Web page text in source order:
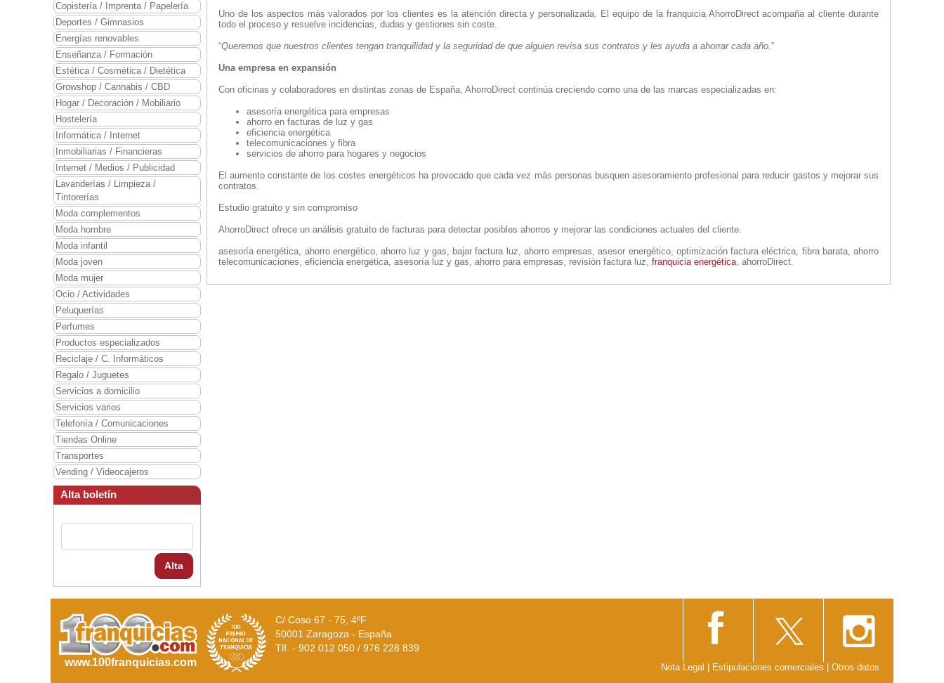
Copistería / Imprenta / Papelería
Deportes / Gimnasios
Energías renovables
Enseñanza / Formación
Estética / Cosmética / Dietética
Growshop / Cannabis / CBD
Hogar / Decoración / Mobiliario
Hostelería
Informática / Internet
Inmobiliarias / Financieras
Internet / Medios / Publicidad
Lavanderías / Limpieza /
Tintorerías
Moda complementos
Moda hombre
Moda infantil
Moda joven
Moda mujer
Ocio / Actividades
Peluquerías
Perfumes
Productos especializados
Reciclaje / C. Informáticos
Regalo / Juguetes
Servicios a domicilio
Servicios varios
Telefonía / Comunicaciones
Tiendas Online
Transportes
Vending / Videocajeros
Alta boletín
Alta
Uno de los aspectos más valorados por los clientes es la atención directa y personalizada. El equipo de la franquicia AhorroDirect acompaña al cliente durante
todo el proceso y resuelve incidencias, dudas y gestiones sin coste.
“Queremos que nuestros clientes tengan tranquilidad y la seguridad de que alguien revisa sus contratos y les ayuda a ahorrar cada año.”
Una empresa en expansión
Con oficinas y colaboradores en distintas zonas de España, AhorroDirect continúa creciendo como una de las marcas especializadas en:
asesoría energética para empresas
ahorro en facturas de luz y gas
eficiencia energética
telecomunicaciones y fibra
servicios de ahorro para hogares y negocios
El aumento constante de los costes energéticos ha provocado que cada vez más personas busquen asesoramiento profesional para reducir gastos y mejorar sus
contratos.
Estudio gratuito y sin compromiso
AhorroDirect ofrece un análisis gratuito de facturas para detectar posibles ahorros y mejorar las condiciones actuales del cliente.
asesoría energética, ahorro energético, ahorro luz y gas, bajar factura luz, ahorro empresas, asesor energético, optimización factura eléctrica, fibra barata, ahorro
telecomunicaciones, eficiencia energética, asesoría luz y gas, ahorro para empresas, revisión factura luz, franquicia energética, ahorroDirect.
www.100franquicias.com
C/ Coso 67 - 75, 4ºF
50001 Zaragoza - España
Tlf. - 902 012 050 / 976 228 839
Nota Legal Estipulaciones comerciales Otros datos